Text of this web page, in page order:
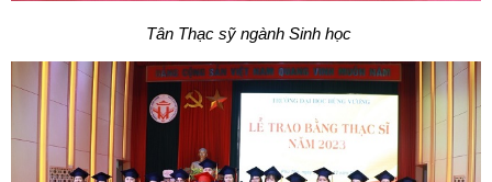
Tân Thạc sỹ ngành Sinh học